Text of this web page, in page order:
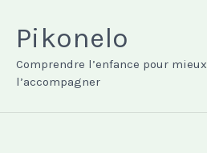
contenu
Pikonelo
Comprendre l’enfance pour mieux
l’accompagner